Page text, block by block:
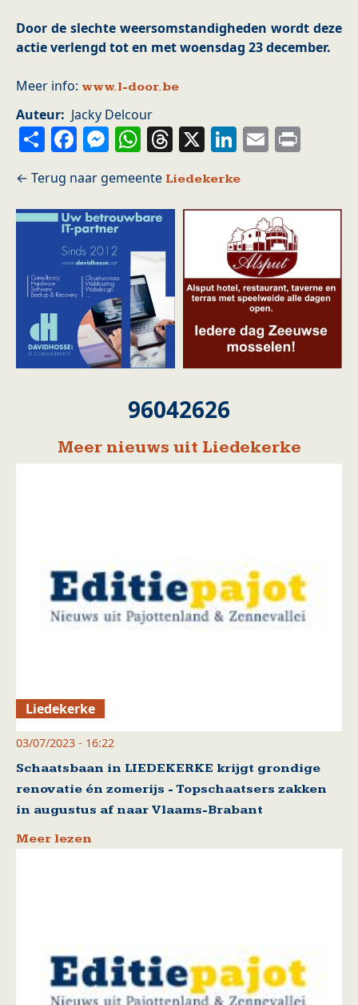
Door de slechte weersomstandigheden wordt deze
actie verlengd tot en met woensdag 23 december.
Meer info: www.l-door.be
Auteur Jacky Delcour
ShareFacebook
Messenger
WhatsApp
Threads
X LinkedIn
Email
Liedekerke
96042626
Meer nieuws uit Liedekerke
Liedekerke
03/07/2023 - 16:22
Schaatsbaan in LIEDEKERKE krijgt grondige
renovatie én zomerijs - Topschaatsers zakken
in augustus af naar Vlaams-Brabant
Meer lezen